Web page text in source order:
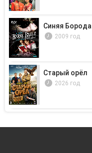
Синяя Борода
2009 год
Старый орёл
2026 год